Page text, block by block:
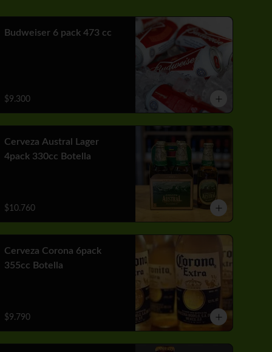
Budweiser 6 pack 473 cc
$9.300
Cerveza Austral Lager
4pack 330cc Botella
$10.760
Cerveza Corona 6pack
355cc Botella
$9.790